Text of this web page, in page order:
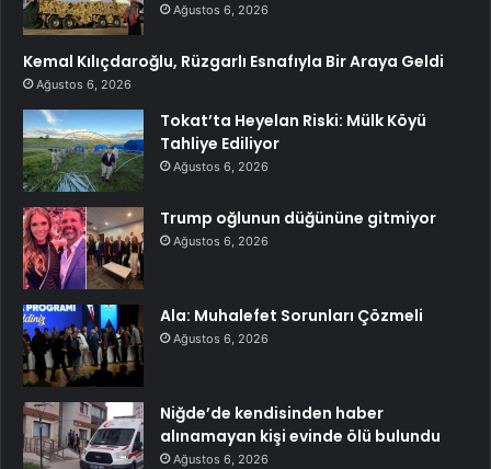
Ağustos 6, 2026
Kemal Kılıçdaroğlu, Rüzgarlı Esnafıyla Bir Araya Geldi
Ağustos 6, 2026
Tokat’ta Heyelan Riski: Mülk Köyü
Tahliye Ediliyor
Ağustos 6, 2026
Trump oğlunun düğününe gitmiyor
Ağustos 6, 2026
Ala: Muhalefet Sorunları Çözmeli
Ağustos 6, 2026
Niğde’de kendisinden haber
alınamayan kişi evinde ölü bulundu
Ağustos 6, 2026